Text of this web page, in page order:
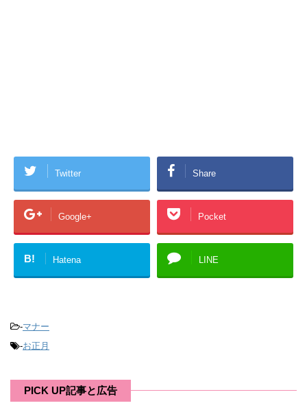
Twitter Share
Google+ Pocket
B! Hatena LINE
-マナー
-お正月
PICK UP記事と広告